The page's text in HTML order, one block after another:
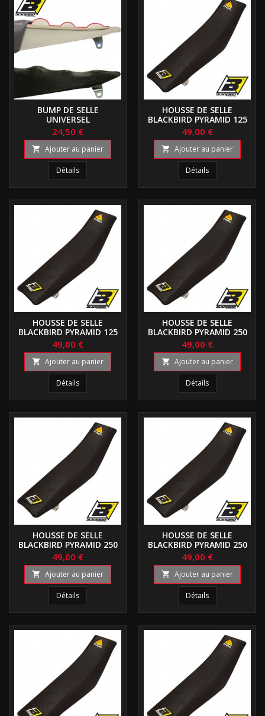
BUMP DE SELLE
UNIVERSEL
24,50 €
 Ajouter au panier
Détails
HOUSSE DE SELLE
BLACKBIRD PYRAMID 125
WR
49,00 €
 Ajouter au panier
Détails
HOUSSE DE SELLE
BLACKBIRD PYRAMID 125
YZ
49,00 €
 Ajouter au panier
Détails
HOUSSE DE SELLE
BLACKBIRD PYRAMID 250
WR
49,00 €
 Ajouter au panier
Détails
HOUSSE DE SELLE
BLACKBIRD PYRAMID 250
WRF
49,00 €
 Ajouter au panier
Détails
HOUSSE DE SELLE
BLACKBIRD PYRAMID 250
YZ
49,00 €
 Ajouter au panier
Détails